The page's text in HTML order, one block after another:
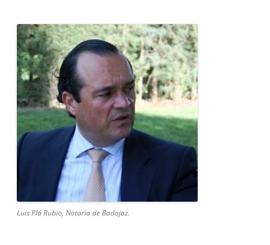
Luis Plá Rubio, Notario de Badajoz.